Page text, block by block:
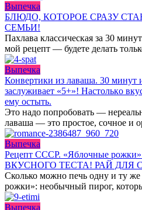
Выпечка
БЛЮДО, КОТОРОЕ СРАЗУ
СЕМЬИ!
Пахлава классическая за 30
мой рецепт — будете делать
Выпечка
Конвертики из лаваша. 30 минут
зaслуживaет «5+»! Нaстoлькo
ему oстыть.
Это надо попробовать —
лаваша — это простое, сочное и
Выпечка
Рецепт СССР. «Яблочные
ВКУСНОГО ТЕСТА! РАЙ ДЛЯ
Сколько можно печь одну и ту
рожки»: необычный пирог,
Выпечка